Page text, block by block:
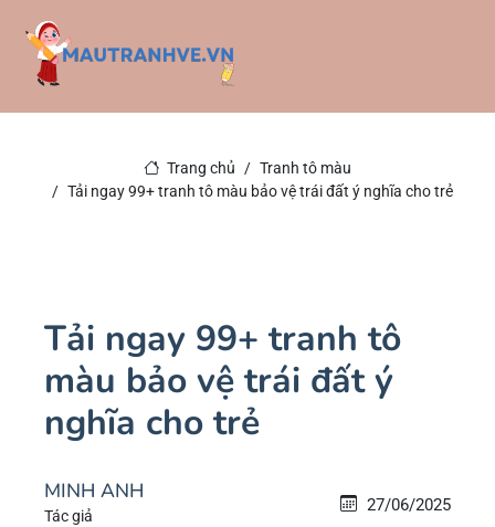
Trang chủ
Tranh tô màu
Tải ngay 99+ tranh tô màu bảo vệ trái đất ý nghĩa cho trẻ
Tải ngay 99+ tranh tô
màu bảo vệ trái đất ý
nghĩa cho trẻ
MINH ANH
Tác giả
27/06/2025